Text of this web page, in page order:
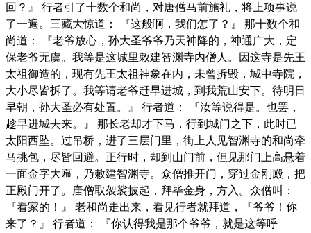
回？』 行者引了十数个和尚，对唐僧马前施礼，将上项事说
了一遍。三藏大惊道： 『这般啊，我们怎了？』 那十数个和
尚道： 『老爷放心，孙大圣爷爷乃天神降的，神通广大，定
保老爷无虞。我等是这城里敕建智渊寺内僧人。因这寺是先王
太祖御造的，现有先王太祖神象在内，未曾拆毁，城中寺院，
大小尽皆拆了。我等请老爷赶早进城，到我荒山安下。待明日
早朝，孙大圣必有处置。』 行者道： 『汝等说得是。也罢，
趁早进城去来。』 那长老却才下马，行到城门之下，此时已
太阳西坠。过吊桥，进了三层门里，街上人见智渊寺的和尚牵
马挑包，尽皆回避。正行时，却到山门前，但见那门上高悬着
一面金字大匾，乃敕建智渊寺。众僧推开门，穿过金刚殿，把
正殿门开了。唐僧取袈裟披起，拜毕金身，方入。众僧叫：
『看家的！』 老和尚走出来，看见行者就拜道，『爷爷！你
来了？』 行者道： 『你认得我是那个爷爷，就是这等呼